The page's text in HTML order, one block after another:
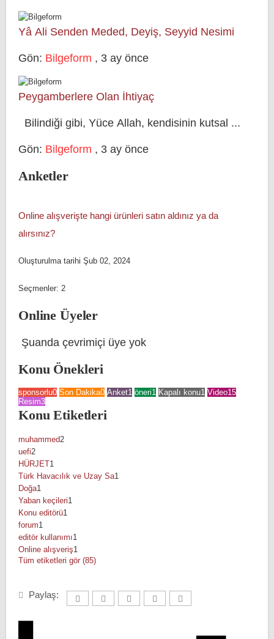
Yâ Ali Senden Meded, Deyiş, Seyyid Nesimi
Gön: Bilgeform , 3 ay önce
Peygamberlere Olan İhtiyaç
Bilindiği gibi, Yüce Allah, kendisinin kutsal ...
Gön: Bilgeform , 3 ay önce
Anketler
Online alışverişte hangi ürünleri satın aldınız ya da
alırsınız?
Oluşturulma tarihi Şub 02, 2024
Seçmenler: 2
Online Üyeler
Şuanda çevrimiçi üye yok
Konu Önekleri
sponsorlu0 Son Dakika0 Anket1 öneri1 Kapalı konu1 Video15
Resim3
Konu Etiketleri
muhammed2
uefi2
HÜRJET1
Türk Havacılık ve Uzay Sa1
Doğa1
Yaban keçileri1
Konu editörü1
forum1
editör kullanımı1
Online alışveriş1
Tüm etiketleri gör (85)
Paylaş: